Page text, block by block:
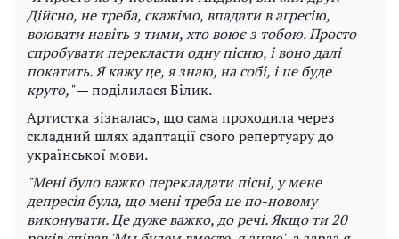
Дійсно, не треба, скажімо, впадати в агресію,
воювати навіть з тими, хто воює з тобою. Просто
спробувати перекласти одну пісню, і воно далі
покатить. Я кажу це, я знаю, на собі, і це буде
круто,"— поділилася Білик.
Артистка зізналась, що сама проходила через
складний шлях адаптації свого репертуару до
української мови.
"Мені було важко перекладати пісні, у мене
депресія була, що мені треба це по-новому
виконувати. Це дуже важко, до речі. Якщо ти 20